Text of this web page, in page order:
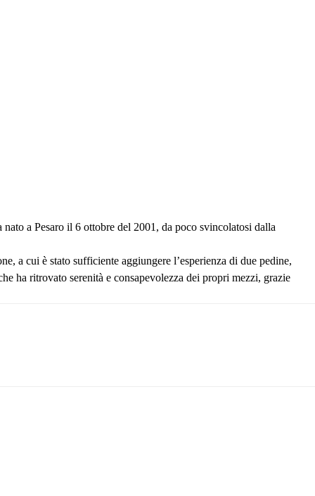
a Pesaro il 6 ottobre del 2001, da poco svincolatosi dalla
a cui è stato sufficiente aggiungere l’esperienza di due pedine,
ha ritrovato serenità e consapevolezza dei propri mezzi, grazie